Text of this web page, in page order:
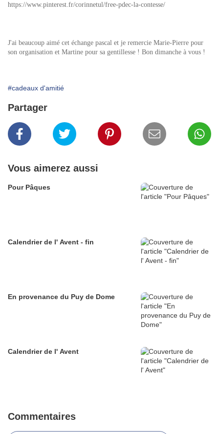
https://www.pinterest.fr/corinnetul/free-pdec-la-contesse/
J'ai beaucoup aimé cet échange pascal et je remercie Marie-Pierre pour
son organisation et Martine pour sa gentillesse ! Bon dimanche à vous !
#cadeaux d'amitié
Partager
Vous aimerez aussi
Pour Pâques
Calendrier de l' Avent - fin
En provenance du Puy de Dome
Calendrier de l' Avent
Commentaires